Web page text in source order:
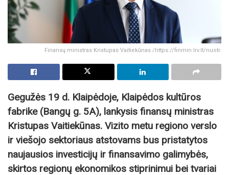
Finansų ministras Kristupas Vaitiekūnas /https://finmin.lrv.lt/nuotr.
Gegužės 19 d. Klaipėdoje, Klaipėdos kultūros
fabrike (Bangų g. 5A), lankysis finansų ministras
Kristupas Vaitiekūnas. Vizito metu regiono verslo
ir viešojo sektoriaus atstovams bus pristatytos
naujausios investicijų ir finansavimo galimybės,
skirtos regionų ekonomikos stiprinimui bei tvariai